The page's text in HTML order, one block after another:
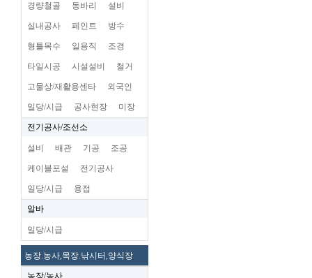
경량철골 동바리 설비
실내공사 페인트 방수
형틀목수 일용직 조경
타일시공 시설설비 철거
고물상/재활용센타 외국인
일당/시급 공사현장 미장
전기공사/조선소
설비 배관 기공 조공
케이블포설 전기공사
일당/시급 용접
알바
일당/시급
농장.농사,목장.낚시터,양식장
농장/농사